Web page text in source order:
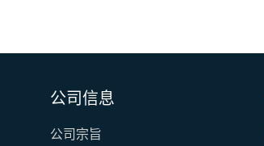
公司信息
公司宗旨